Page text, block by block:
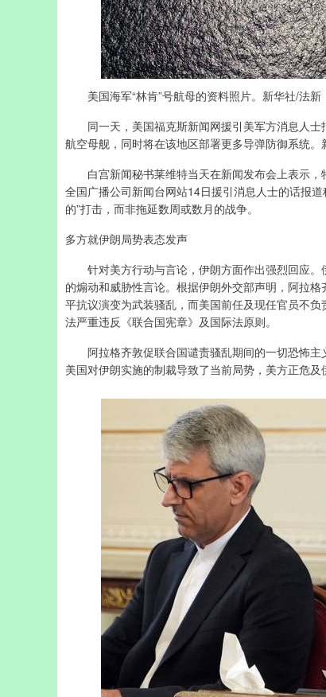
美国海军“林肯”号航母的资料照片。新华社/法新
同一天，美国福克斯新闻网援引美军方消息人士
航空母舰，同时将在该地区部署更多导弹防御系统
白宫新闻秘书莱维特当天在新闻发布会上表示，
全国广播公司新闻台网站14日援引消息人士的话报
的”打击，而非拖延数周或数月的战争。
多方就伊朗局势表态发声
针对美方行动与言论，伊朗方面作出强烈回应。
的煽动和威胁性言论。根据伊朗外交部声明，阿拉
平抗议演变为武装骚乱，而美国前任及现任官员不
法严重违反《联合国宪章》及国际法原则。
阿拉格齐敦促联合国谴责骚乱期间的一切恐怖主
美国对伊朗实施的制裁导致了当前局势，美方正危及